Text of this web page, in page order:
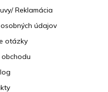
Reklamácia
údajov
otázky